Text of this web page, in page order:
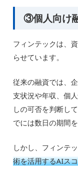
③個人向け
フィンテックは、
らせています。
従来の融資では、
支状況や年収、個
しの可否を判断し
でには数日の期間を
しかし、フィンテ
術を活用するAIス